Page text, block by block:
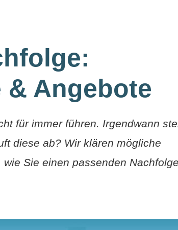
& Angebote
für immer führen. Irgendwann
diese ab? Wir klären mögliche
Sie einen passenden